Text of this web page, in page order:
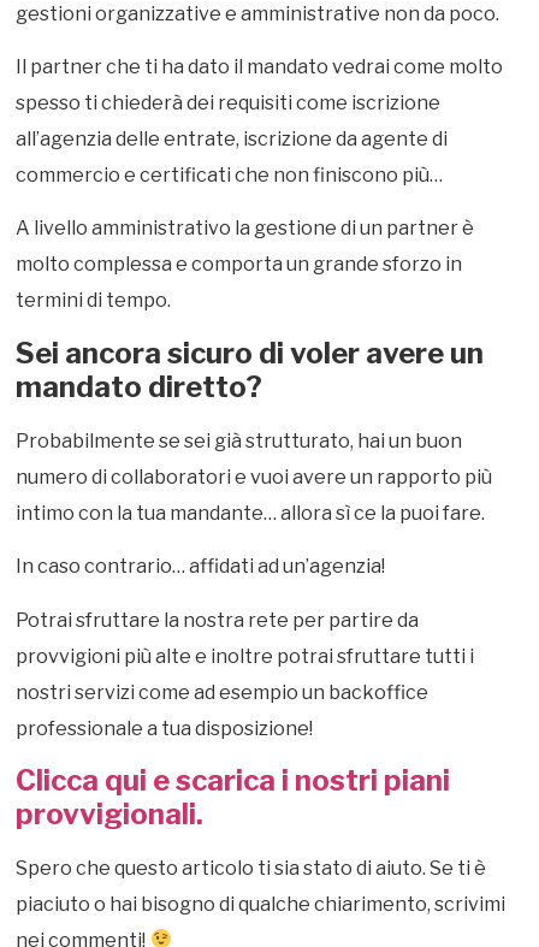
gestioni organizzative e amministrative non da poco.
Il partner che ti ha dato il mandato vedrai come molto
spesso ti chiederà dei requisiti come iscrizione
all’agenzia delle entrate, iscrizione da agente di
commercio e certificati che non finiscono più…
A livello amministrativo la gestione di un partner è
molto complessa e comporta un grande sforzo in
termini di tempo.
Sei ancora sicuro di voler avere un
mandato diretto?
Probabilmente se sei già strutturato, hai un buon
numero di collaboratori e vuoi avere un rapporto più
intimo con la tua mandante… allora sì ce la puoi fare.
In caso contrario… affidati ad un’agenzia!
Potrai sfruttare la nostra rete per partire da
provvigioni più alte e inoltre potrai sfruttare tutti i
nostri servizi come ad esempio un backoffice
professionale a tua disposizione!
Clicca qui e scarica i nostri piani
provvigionali.
Spero che questo articolo ti sia stato di aiuto. Se ti è
piaciuto o hai bisogno di qualche chiarimento, scrivimi
nei commenti!